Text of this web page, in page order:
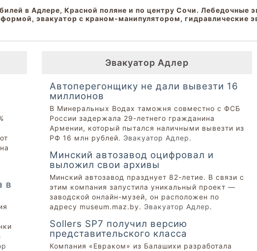
в Адлере, Красной поляне и по центру Сочи. Лебедочные
эвакуатор с краном-манипулятором, гидравлические
в
Эвакуатор Адлер
Автоперегонщику не дали вывезти 16
миллионов
В Минеральных Водах таможня совместно с ФСБ
России задержала 29-летнего гражданина
Армении, который пытался наличными вывезти из
РФ 16 млн рублей. Эвакуатор Адлер.
Минский автозавод оцифровал и
выложил свои архивы
Минский автозавод празднует 82-летие. В связи с
этим компания запустила уникальный проект —
заводской онлайн-музей, он расположен по
адресу museum.maz.by. Эвакуатор Адлер.
Sollers SP7 получил версию
представительского класса
Компания «Евраком» из Балашихи разработала